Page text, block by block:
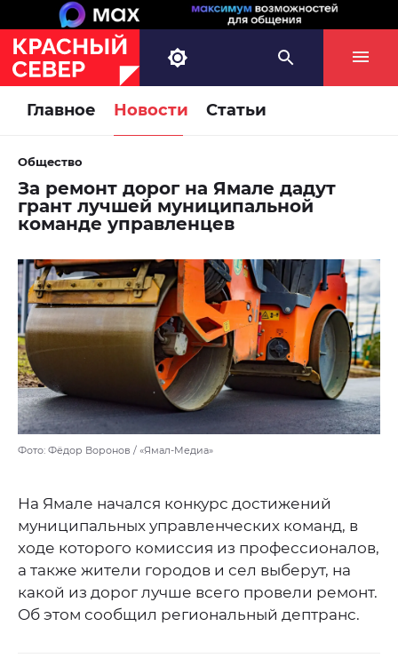
Главное Новости Статьи
Общество
За ремонт дорог на Ямале дадут
грант лучшей муниципальной
команде управленцев
Фото: Фёдор Воронов / «Ямал-Медиа»
На Ямале начался конкурс достижений
муниципальных управленческих команд, в
ходе которого комиссия из профессионалов,
а также жители городов и сел выберут, на
какой из дорог лучше всего провели ремонт.
Об этом сообщил региональный дептранс.